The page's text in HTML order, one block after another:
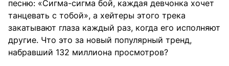
песню: «Сигма-сигма бой, каждая девчонка хочет
танцевать с тобой», а хейтеры этого трека
закатывают глаза каждый раз, когда его исполняют
другие. Что это за новый популярный тренд,
набравший 132 миллиона просмотров?